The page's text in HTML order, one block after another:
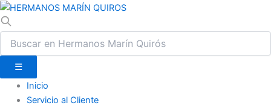
☰
Inicio
Servicio al Cliente